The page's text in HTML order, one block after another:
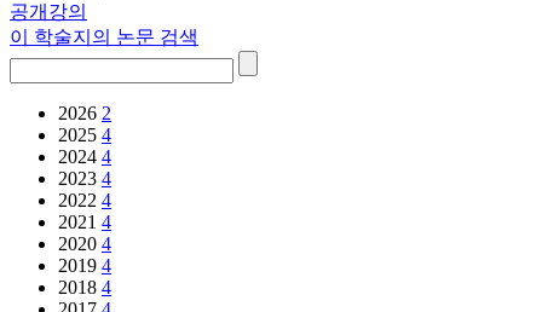
공개강의
이 학술지의 논문 검색
2026 2
2025 4
2024 4
2023 4
2022 4
2021 4
2020 4
2019 4
2018 4